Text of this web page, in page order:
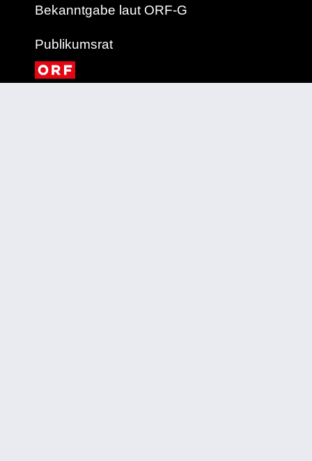
Bekanntgabe laut ORF-G
Publikumsrat